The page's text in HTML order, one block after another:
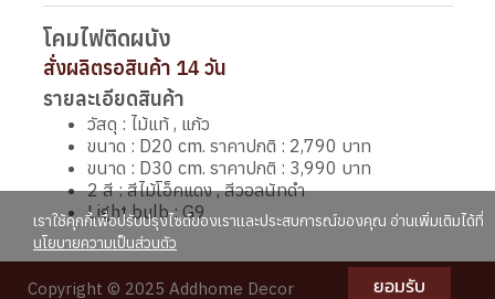
โคมไฟติดผนัง
สั่งผลิตรอสินค้า 14 วัน
รายละเอียดสินค้า
วัสดุ : ไม้แท้ , แก้ว
ขนาด : D20 cm. ราคาปกติ : 2,790 บาท
ขนาด : D30 cm. ราคาปกติ : 3,990 บาท
2 สี : สีไม้โอ็คแดง , สีวอลนัทดำ
Light bulb : G9
Copyright © 2025 Addhome Decor
เราใช้คุกกี้เพื่อปรับปรุงไซต์ของเราและประสบการณ์ของคุณ อ่านเพิ่มเติมได้ที่
นโยบายความเป็นส่วนตัว
ยอมรับ